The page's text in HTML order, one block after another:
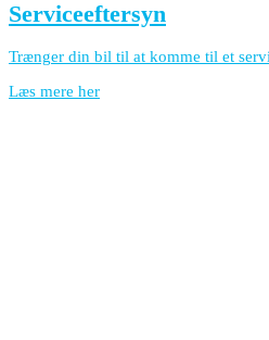
Serviceeftersyn
Trænger din bil til at komme til et
Læs mere her